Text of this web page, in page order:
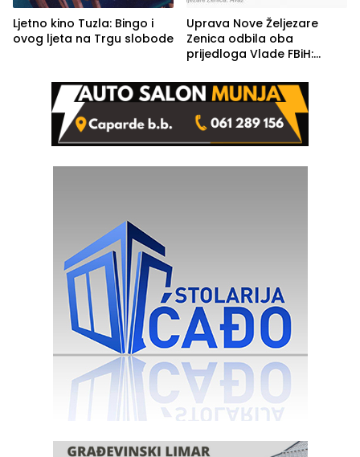
Ljetno kino Tuzla: Bingo i
ovog ljeta na Trgu slobode
Uprava Nove Željezare
Zenica odbila oba
prijedloga Vlade FBiH:
rješenje